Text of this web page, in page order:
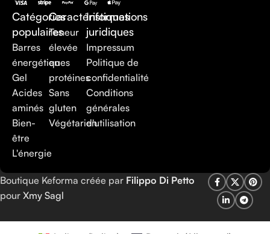
Catégories
populaires
Barres
énergétiques
Gel
Acides
aminés
Bien-
être
L'énergie
Caractéristiques
Teneur
élevée
en
protéines
Sans
gluten
Végétarien
Informations
juridiques
Impressum
Politique de
confidentialité
Conditions
générales
d'utilisation
Boutique Keforma créée par Filippo Di Petto
pour Xmy Sagl